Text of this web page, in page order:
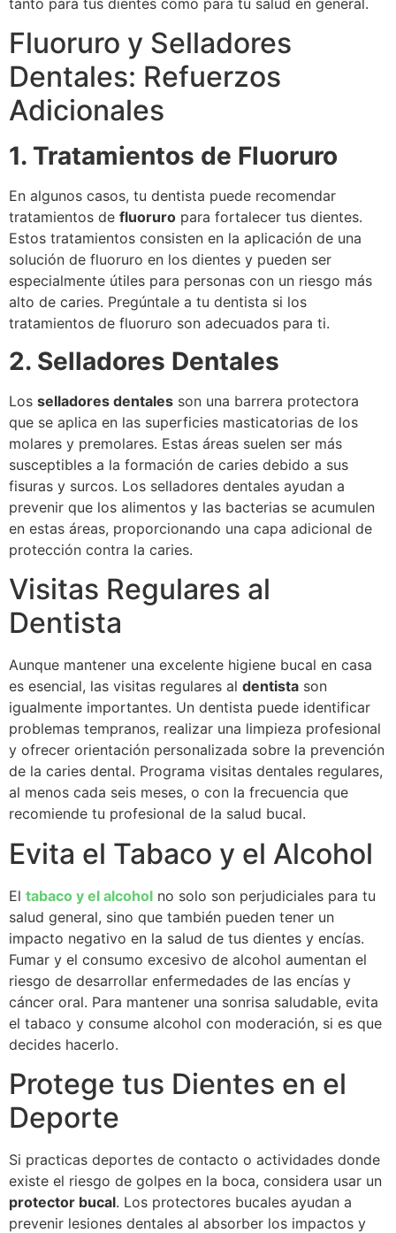
tanto para tus dientes como para tu salud en general.
Fluoruro y Selladores
Dentales: Refuerzos
Adicionales
1. Tratamientos de Fluoruro
En algunos casos, tu dentista puede recomendar
tratamientos de fluoruro para fortalecer tus dientes.
Estos tratamientos consisten en la aplicación de una
solución de fluoruro en los dientes y pueden ser
especialmente útiles para personas con un riesgo más
alto de caries. Pregúntale a tu dentista si los
tratamientos de fluoruro son adecuados para ti.
2. Selladores Dentales
Los selladores dentales son una barrera protectora
que se aplica en las superficies masticatorias de los
molares y premolares. Estas áreas suelen ser más
susceptibles a la formación de caries debido a sus
fisuras y surcos. Los selladores dentales ayudan a
prevenir que los alimentos y las bacterias se acumulen
en estas áreas, proporcionando una capa adicional de
protección contra la caries.
Visitas Regulares al
Dentista
Aunque mantener una excelente higiene bucal en casa
es esencial, las visitas regulares al dentista son
igualmente importantes. Un dentista puede identificar
problemas tempranos, realizar una limpieza profesional
y ofrecer orientación personalizada sobre la prevención
de la caries dental. Programa visitas dentales regulares,
al menos cada seis meses, o con la frecuencia que
recomiende tu profesional de la salud bucal.
Evita el Tabaco y el Alcohol
El tabaco y el alcohol no solo son perjudiciales para tu
salud general, sino que también pueden tener un
impacto negativo en la salud de tus dientes y encías.
Fumar y el consumo excesivo de alcohol aumentan el
riesgo de desarrollar enfermedades de las encías y
cáncer oral. Para mantener una sonrisa saludable, evita
el tabaco y consume alcohol con moderación, si es que
decides hacerlo.
Protege tus Dientes en el
Deporte
Si practicas deportes de contacto o actividades donde
existe el riesgo de golpes en la boca, considera usar un
protector bucal. Los protectores bucales ayudan a
prevenir lesiones dentales al absorber los impactos y